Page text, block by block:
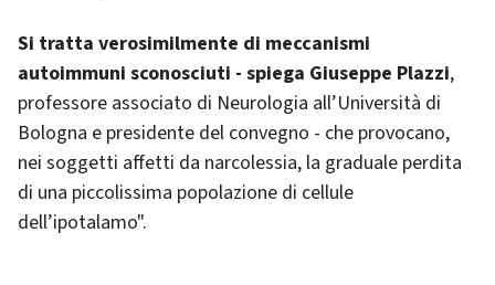
Si tratta verosimilmente di meccanismi
autoimmuni sconosciuti - spiega Giuseppe Plazzi,
professore associato di Neurologia all’Università di
Bologna e presidente del convegno - che provocano,
nei soggetti affetti da narcolessia, la graduale perdita
di una piccolissima popolazione di cellule
dell’ipotalamo".